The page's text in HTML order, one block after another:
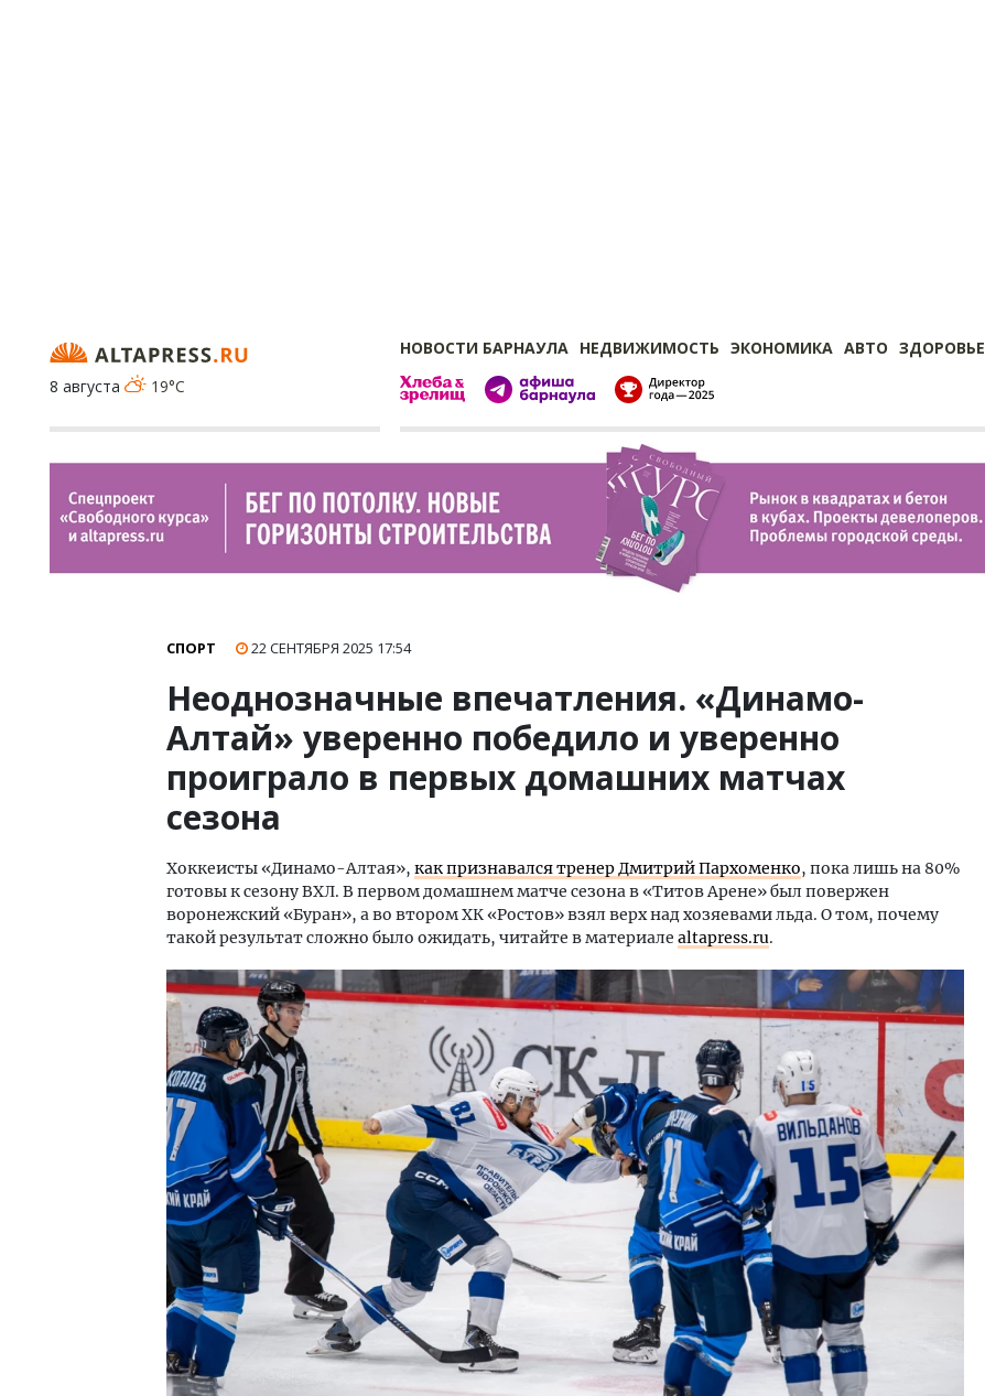
НОВОСТИ БАРНАУЛА НЕДВИЖИМОСТЬ ЭКОНОМИКА АВТО ЗДОРОВЬЕ
8 августа
19°C
СПОРТ 22 СЕНТЯБРЯ 2025 17:54
Неоднозначные впечатления. «Динамо-
Алтай» уверенно победило и уверенно
проиграло в первых домашних матчах
сезона
Хоккеисты «Динамо-Алтая», как признавался тренер Дмитрий Пархоменко, пока лишь на 80%
готовы к сезону ВХЛ. В первом домашнем матче сезона в «Титов Арене» был повержен
воронежский «Буран», а во втором ХК «Ростов» взял верх над хозяевами льда. О том, почему
такой результат сложно было ожидать, читайте в материале altapress.ru.